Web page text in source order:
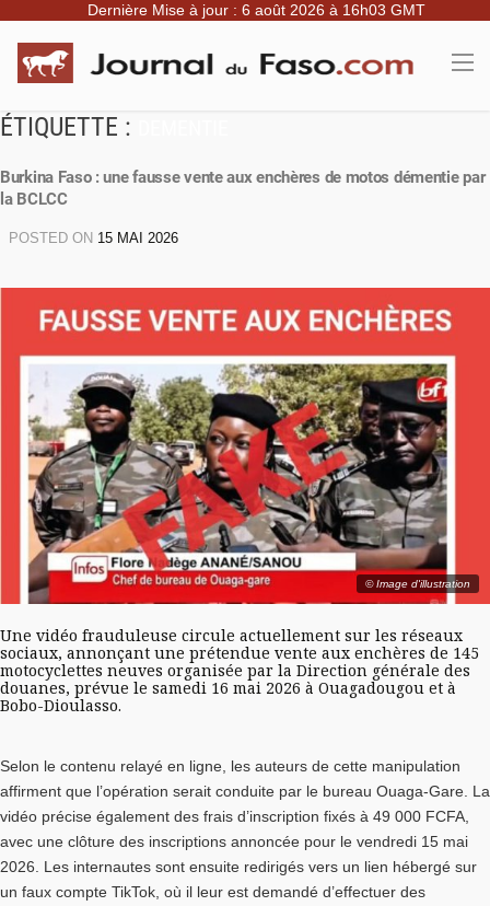
Dernière Mise à jour : 6 août 2026 à 16h03 GMT
ÉTIQUETTE :
Burkina Faso : une fausse vente aux enchères de motos démentie par
la BCLCC
POSTED ON 15 MAI 2026
© Image d'illustration
Une vidéo frauduleuse circule actuellement sur les réseaux
sociaux, annonçant une prétendue vente aux enchères de 145
motocyclettes neuves organisée par la Direction générale des
douanes, prévue le samedi 16 mai 2026 à Ouagadougou et à
Bobo-Dioulasso.
Selon le contenu relayé en ligne, les auteurs de cette manipulation
affirment que l’opération serait conduite par le bureau Ouaga-Gare. La
vidéo précise également des frais d’inscription fixés à 49 000 FCFA,
avec une clôture des inscriptions annoncée pour le vendredi 15 mai
2026. Les internautes sont ensuite redirigés vers un lien hébergé sur
un faux compte TikTok, où il leur est demandé d’effectuer des